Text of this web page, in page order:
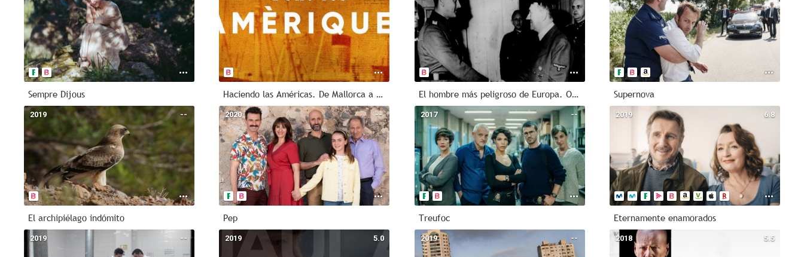
Sempre Dijous Haciendo las Américas. De Mallorca a Puerto Rico El hombre más peligroso de Europa. Otto Skorzeny en España Supernova
--
2019
El archipiélago indómito
--
2020
Pep
--
2017
Treufoc
6.8
2019
Eternamente enamorados
--
2019 5.0
2019 --
2019 5.5
2018